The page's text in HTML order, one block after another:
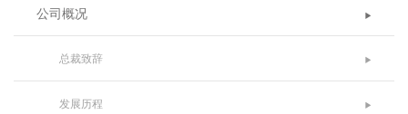
公司概况
总裁致辞
发展历程